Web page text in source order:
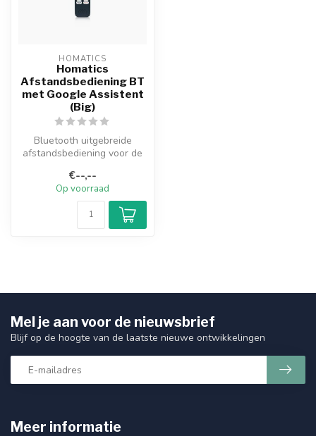
HOMATICS
Homatics
Afstandsbediening BT
met Google Assistent
(Big)
Bluetooth uitgebreide
afstandsbediening voor de
boxen en T...
€--,--
Op voorraad
Meer informatie
Mel je aan voor de nieuwsbrief
Blijf op de hoogte van de laatste nieuwe ontwikkelingen